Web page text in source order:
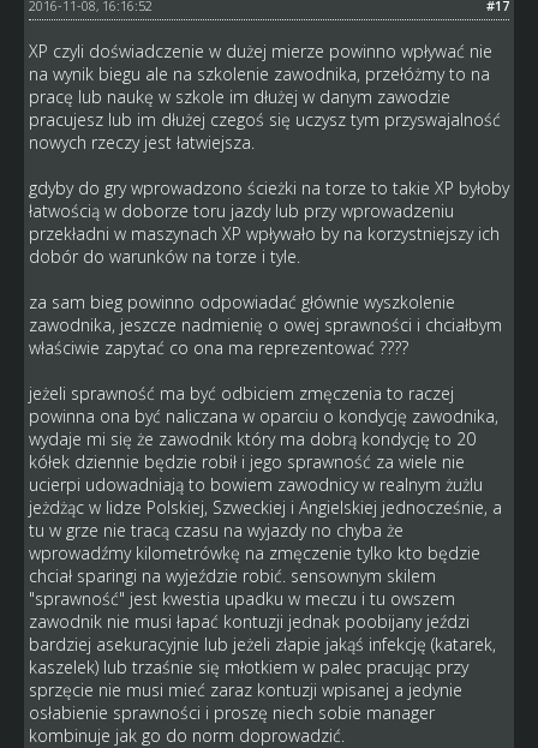
#17
2016-11-08, 16:16:52
XP czyli doświadczenie w dużej mierze powinno wpływać nie
na wynik biegu ale na szkolenie zawodnika, przełóżmy to na
pracę lub naukę w szkole im dłużej w danym zawodzie
pracujesz lub im dłużej czegoś się uczysz tym przyswajalność
nowych rzeczy jest łatwiejsza.
gdyby do gry wprowadzono ścieżki na torze to takie XP byłoby
łatwością w doborze toru jazdy lub przy wprowadzeniu
przekładni w maszynach XP wpływało by na korzystniejszy ich
dobór do warunków na torze i tyle.
za sam bieg powinno odpowiadać głównie wyszkolenie
zawodnika, jeszcze nadmienię o owej sprawności i chciałbym
właściwie zapytać co ona ma reprezentować ????
jeżeli sprawność ma być odbiciem zmęczenia to raczej
powinna ona być naliczana w oparciu o kondycję zawodnika,
wydaje mi się że zawodnik który ma dobrą kondycję to 20
kółek dziennie będzie robił i jego sprawność za wiele nie
ucierpi udowadniają to bowiem zawodnicy w realnym żużlu
jeżdżąc w lidze Polskiej, Szweckiej i Angielskiej jednocześnie, a
tu w grze nie tracą czasu na wyjazdy no chyba że
wprowadźmy kilometrówkę na zmęczenie tylko kto będzie
chciał sparingi na wyjeździe robić. sensownym skilem
"sprawność" jest kwestia upadku w meczu i tu owszem
zawodnik nie musi łapać kontuzji jednak poobijany jeździ
bardziej asekuracyjnie lub jeżeli złapie jakąś infekcję (katarek,
kaszelek) lub trzaśnie się młotkiem w palec pracując przy
sprzęcie nie musi mieć zaraz kontuzji wpisanej a jedynie
osłabienie sprawności i proszę niech sobie manager
kombinuje jak go do norm doprowadzić.